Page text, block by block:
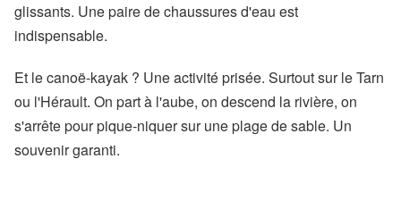
glissants. Une paire de chaussures d'eau est
indispensable.
Et le canoë-kayak ? Une activité prisée. Surtout sur le Tarn
ou l'Hérault. On part à l'aube, on descend la rivière, on
s'arrête pour pique-niquer sur une plage de sable. Un
souvenir garanti.